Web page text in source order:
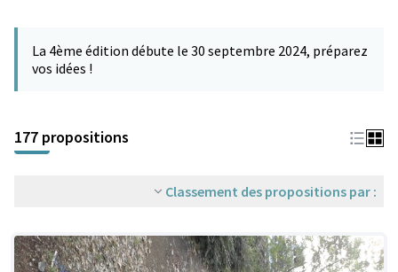
−
La 4ème édition débute le 30 septembre 2024, préparez
vos idées !
177 propositions
Classement des propositions par :